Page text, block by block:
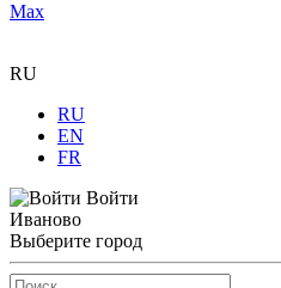
Max
RU
RU
EN
FR
Войти
Иваново
Выберите город